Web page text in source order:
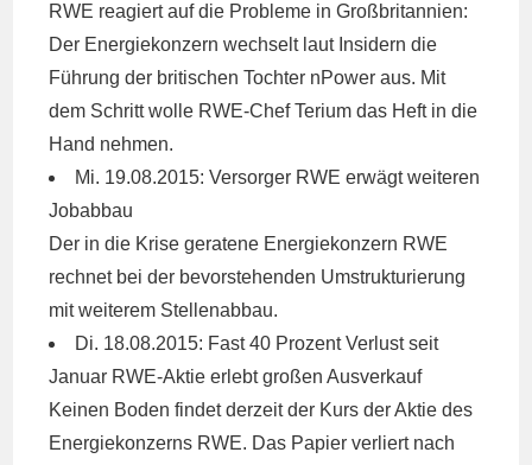
RWE reagiert auf die Probleme in Großbritannien:
Der Energiekonzern wechselt laut Insidern die
Führung der britischen Tochter nPower aus. Mit
dem Schritt wolle RWE-Chef Terium das Heft in die
Hand nehmen.
Mi. 19.08.2015: Versorger RWE erwägt weiteren
Jobabbau
Der in die Krise geratene Energiekonzern RWE
rechnet bei der bevorstehenden Umstrukturierung
mit weiterem Stellenabbau.
Di. 18.08.2015: Fast 40 Prozent Verlust seit
Januar RWE-Aktie erlebt großen Ausverkauf
Keinen Boden findet derzeit der Kurs der Aktie des
Energiekonzerns RWE. Das Papier verliert nach